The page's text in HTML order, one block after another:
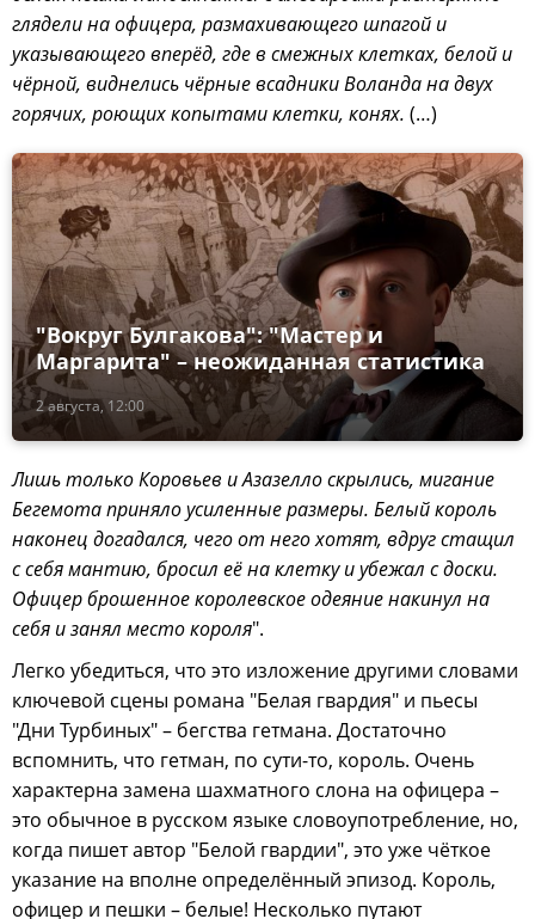
глядели на офицера, размахивающего шпагой и
указывающего вперёд, где в смежных клетках, белой и
чёрной, виднелись чёрные всадники Воланда на двух
горячих, роющих копытами клетки, конях. (…)
2 августа, 12:00
"Вокруг Булгакова": "Мастер и
Маргарита" – неожиданная статистика
Лишь только Коровьев и Азазелло скрылись, мигание
Бегемота приняло усиленные размеры. Белый король
наконец догадался, чего от него хотят, вдруг стащил
с себя мантию, бросил её на клетку и убежал с доски.
Офицер брошенное королевское одеяние накинул на
себя и занял место короля".
Легко убедиться, что это изложение другими словами
ключевой сцены романа "Белая гвардия" и пьесы
"Дни Турбиных" – бегства гетмана. Достаточно
вспомнить, что гетман, по сути-то, король. Очень
характерна замена шахматного слона на офицера –
это обычное в русском языке словоупотребление, но,
когда пишет автор "Белой гвардии", это уже чёткое
указание на вполне определённый эпизод. Король,
офицер и пешки – белые! Несколько путают